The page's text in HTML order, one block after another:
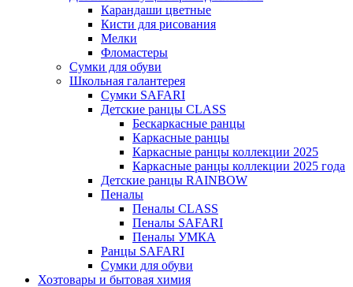
Карандаши цветные
Кисти для рисования
Мелки
Фломастеры
Сумки для обуви
Школьная галантерея
Cумки SAFARI
Детские ранцы CLASS
Беcкаркасные ранцы
Каркасные ранцы
Каркасные ранцы коллекции 2025
Каркасные ранцы коллекции 2025 года
Детские ранцы RAINBOW
Пеналы
Пеналы CLASS
Пеналы SAFARI
Пеналы УМКА
Ранцы SAFARI
Сумки для обуви
Хозтовары и бытовая химия